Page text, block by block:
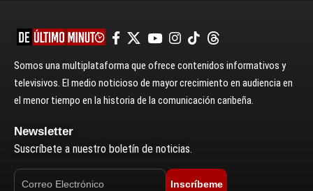
Somos una multiplataforma que ofrece contenidos informativos y
televisivos. El medio noticioso de mayor crecimiento en audiencia en
el menor tiempo en la historia de la comunicación caribeña.
Newsletter
Suscríbete a nuestro boletín de noticias.
Inscríbeme